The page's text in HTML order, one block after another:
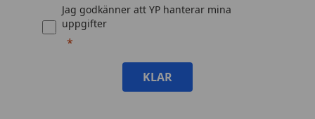
Jag godkänner att YP hanterar mina
uppgifter
KLAR